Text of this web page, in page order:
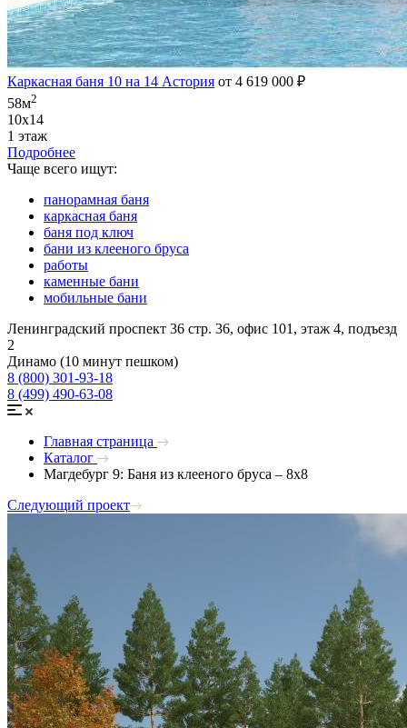
Каркасная баня 10 на 14 Астория от 4 619 000 ₽
58м2
10х14
1 этаж
Подробнее
Чаще всего ищут:
панорамная баня
каркасная баня
баня под ключ
бани из клееного бруса
работы
каменные бани
мобильные бани
Ленинградский проспект 36 стр. 36, офис 101, этаж 4, подъезд
2
Динамо (10 минут пешком)
8 (800) 301-93-18
8 (499) 490-63-08
Главная страница
Каталог
Магдебург 9: Баня из клееного бруса – 8х8
Следующий проект